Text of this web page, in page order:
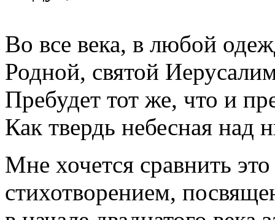
Во все века, в любой
Родной, святой
Пребудет тот же, что и
Как твердь небесная над
Мне хочется сравнить
стихотворением,